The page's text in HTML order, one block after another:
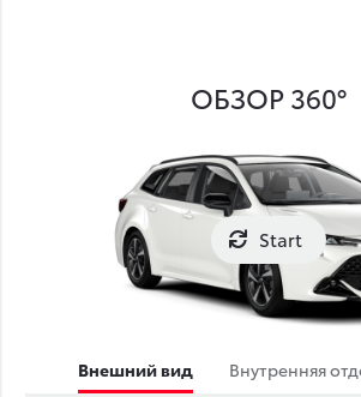
ОБЗОР 360°
Start
Внешний вид Внутренняя